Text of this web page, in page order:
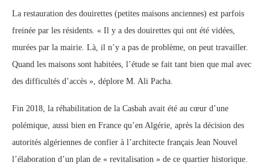
La restauration des douirettes (petites maisons anciennes) est parfois
freinée par les résidents. « Il y a des douirettes qui ont été vidées,
murées par la mairie. Là, il n’y a pas de problème, on peut travailler.
Quand les maisons sont habitées, l’étude se fait tant bien que mal avec
des difficultés d’accès », déplore M. Ali Pacha.
Fin 2018, la réhabilitation de la Casbah avait été au cœur d’une
polémique, aussi bien en France qu’en Algérie, après la décision des
autorités algériennes de confier à l’architecte français Jean Nouvel
l’élaboration d’un plan de « revitalisation » de ce quartier historique.